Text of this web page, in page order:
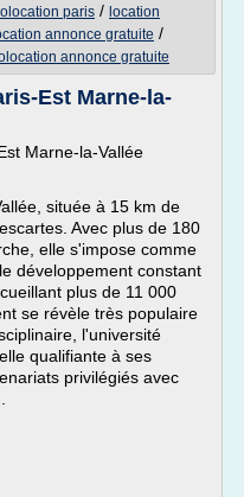
paris / location
annonce gratuite /
annonce gratuite
Est Marne-la-
Marne-la-Vallée
située à 15 km de
Avec plus de 180
elle s'impose comme
développement constant
plus de 11 000
se révèle très populaire
l'université
qualifiante à ses
privilégiés avec